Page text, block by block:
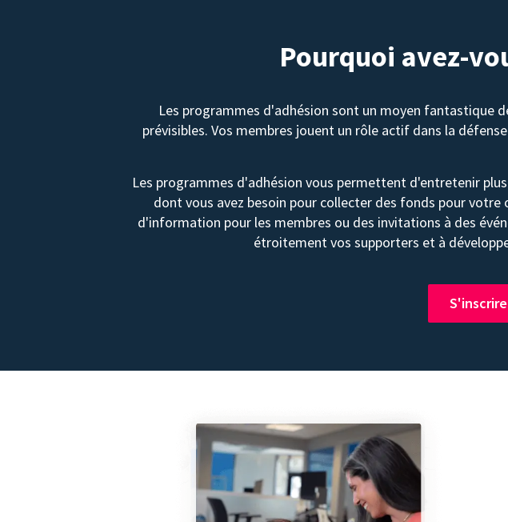
Pourquoi avez-
Les programmes d'adhésion sont un moyen fantastique
prévisibles. Vos membres jouent un rôle actif dans la
Les programmes d'adhésion vous permettent d'entretenir
dont vous avez besoin pour collecter des fonds pour
d'information pour les membres ou des invitations à des
étroitement vos supporters et à